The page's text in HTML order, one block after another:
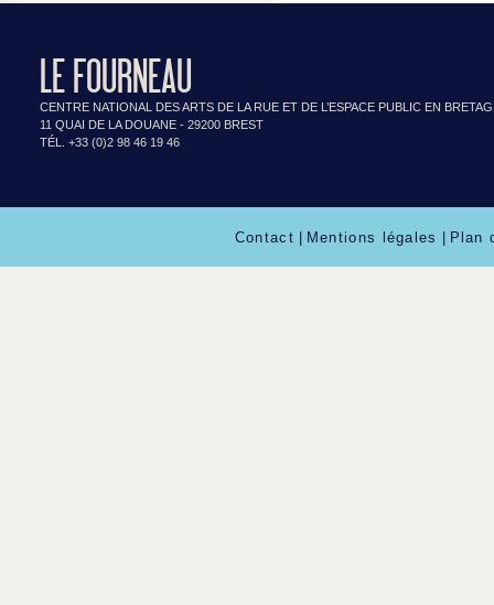
LE FOURNEAU
CENTRE NATIONAL DES ARTS DE LA RUE ET DE L’ESPACE PUBLIC EN
11 QUAI DE LA DOUANE - 29200 BREST
TÉL. +33 (0)2 98 46 19 46
Contact Mentions légales Plan